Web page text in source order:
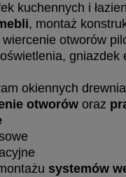
kuchennych i
, montaż
wiercenie otworów
gniazdek
okiennych
otworów oraz
systemów